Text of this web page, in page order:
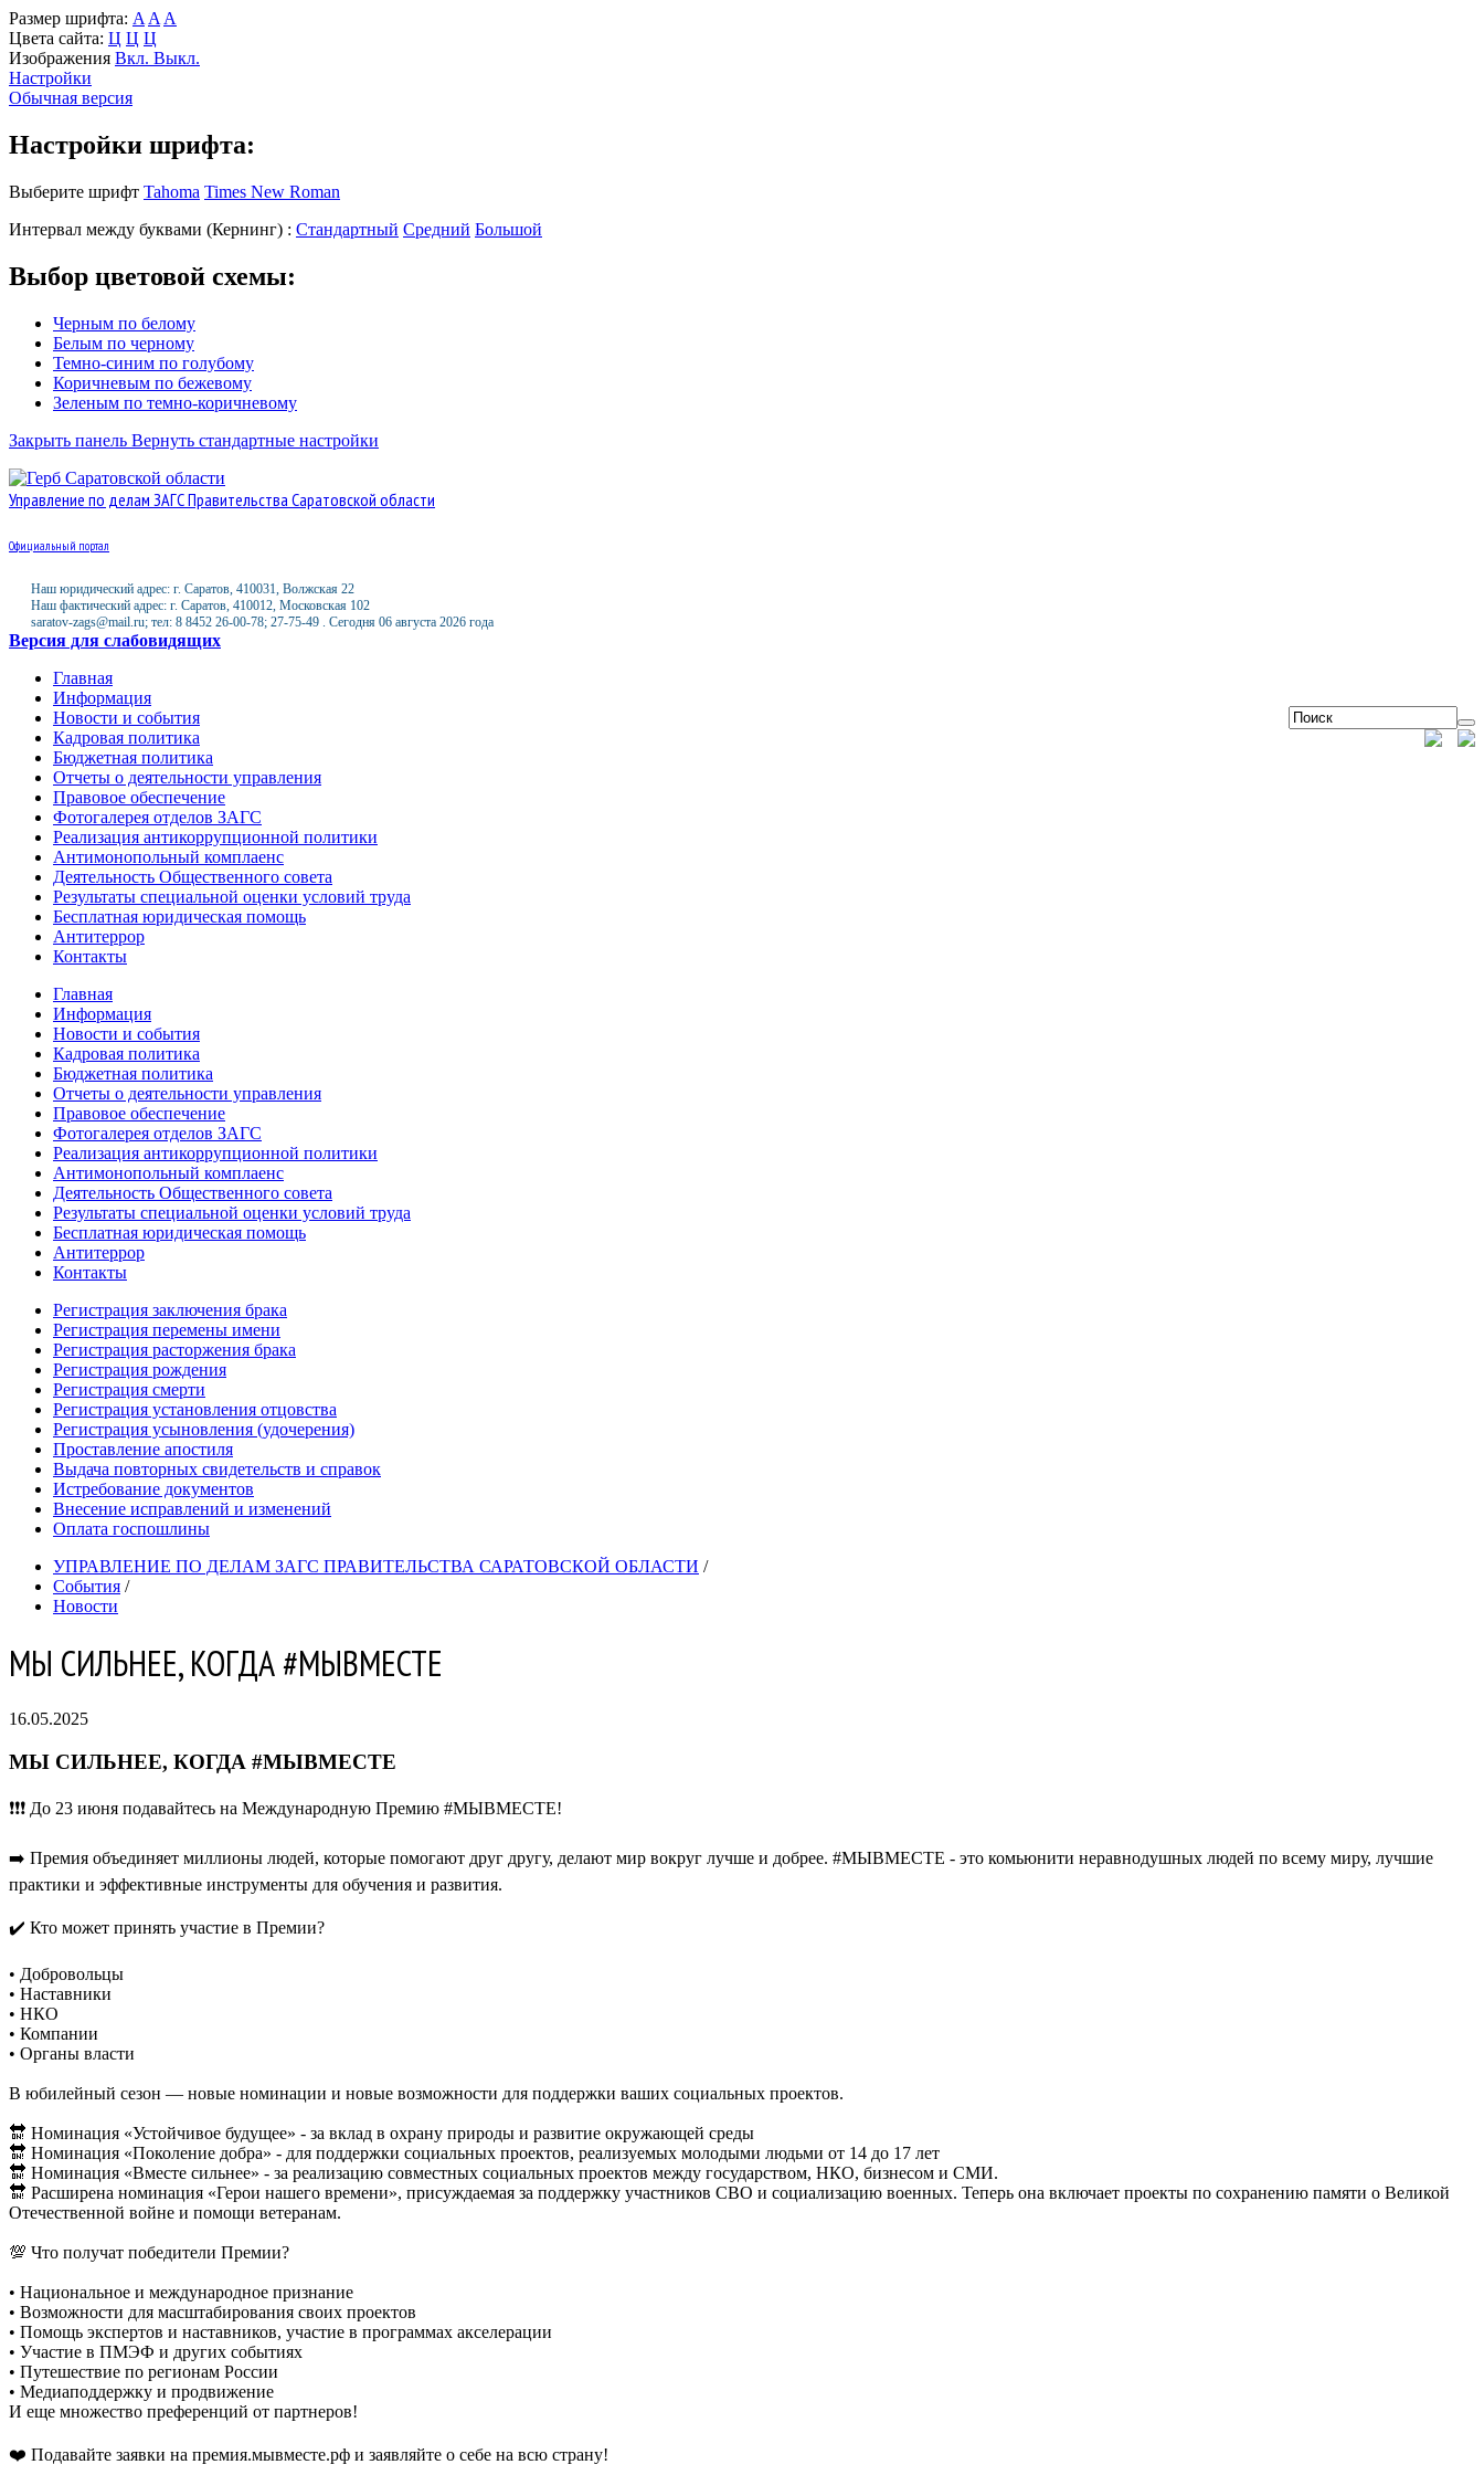
Размер шрифта: A A A
Цвета сайта: Ц Ц Ц
Изображения Вкл. Выкл.
Настройки
Обычная версия
Настройки шрифта:
Выберите шрифт Tahoma Times New Roman
Интервал между буквами (Кернинг) : Стандартный Средний Большой
Выбор цветовой схемы:
Черным по белому
Белым по черному
Темно-синим по голубому
Коричневым по бежевому
Зеленым по темно-коричневому
Закрыть панель Вернуть стандартные настройки
Управление по делам ЗАГС Правительства Саратовской области
Официальный портал
Наш юридический адрес: г. Саратов, 410031, Волжская 22
Наш фактический адрес: г. Саратов, 410012, Московская 102
saratov-zags@mail.ru; тел: 8 8452 26-00-78; 27-75-49 . Сегодня 06 августа 2026 года
Версия для слабовидящих
Главная
Информация
Новости и события
Кадровая политика
Бюджетная политика
Отчеты о деятельности управления
Правовое обеспечение
Фотогалерея отделов ЗАГС
Реализация антикоррупционной политики
Антимонопольный комплаенс
Деятельность Общественного совета
Результаты специальной оценки условий труда
Бесплатная юридическая помощь
Антитеррор
Контакты
Главная
Информация
Новости и события
Кадровая политика
Бюджетная политика
Отчеты о деятельности управления
Правовое обеспечение
Фотогалерея отделов ЗАГС
Реализация антикоррупционной политики
Антимонопольный комплаенс
Деятельность Общественного совета
Результаты специальной оценки условий труда
Бесплатная юридическая помощь
Антитеррор
Контакты
Регистрация заключения брака
Регистрация перемены имени
Регистрация расторжения брака
Регистрация рождения
Регистрация смерти
Регистрация установления отцовства
Регистрация усыновления (удочерения)
Проставление апостиля
Выдача повторных свидетельств и справок
Истребование документов
Внесение исправлений и изменений
Оплата госпошлины
УПРАВЛЕНИЕ ПО ДЕЛАМ ЗАГС ПРАВИТЕЛЬСТВА САРАТОВСКОЙ ОБЛАСТИ /
События /
Новости
МЫ СИЛЬНЕЕ, КОГДА #МЫВМЕСТЕ
16.05.2025
МЫ СИЛЬНЕЕ, КОГДА #МЫВМЕСТЕ
❗️❗️❗️ До 23 июня подавайтесь на Международную Премию #МЫВМЕСТЕ!
➡️ Премия объединяет миллионы людей, которые помогают друг другу, делают мир вокруг лучше и добрее. #МЫВМЕСТЕ - это комьюнити неравнодушных людей по всему миру, лучшие
практики и эффективные инструменты для обучения и развития.
✔️ Кто может принять участие в Премии?
• Добровольцы
• Наставники
• НКО
• Компании
• Органы власти
В юбилейный сезон — новые номинации и новые возможности для поддержки ваших социальных проектов.
🔛 Номинация «Устойчивое будущее» - за вклад в охрану природы и развитие окружающей среды
🔛 Номинация «Поколение добра» - для поддержки социальных проектов, реализуемых молодыми людьми от 14 до 17 лет
🔛 Номинация «Вместе сильнее» - за реализацию совместных социальных проектов между государством, НКО, бизнесом и СМИ.
🔛 Расширена номинация «Герои нашего времени», присуждаемая за поддержку участников СВО и социализацию военных. Теперь она включает проекты по сохранению памяти о Великой
Отечественной войне и помощи ветеранам.
💯 Что получат победители Премии?
• Национальное и международное признание
• Возможности для масштабирования своих проектов
• Помощь экспертов и наставников, участие в программах акселерации
• Участие в ПМЭФ и других событиях
• Путешествие по регионам России
• Медиаподдержку и продвижение
И еще множество преференций от партнеров!
❤️ Подавайте заявки на премия.мывместе.рф и заявляйте о себе на всю страну!